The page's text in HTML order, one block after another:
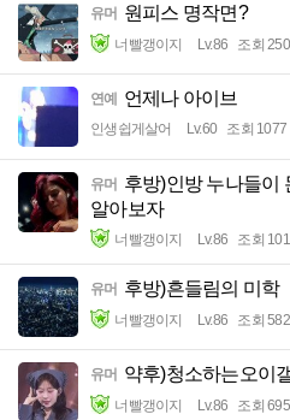
유머 원피스 명작면?
너빨갱이지 Lv.86 조회
연예 언제나 아이브
인생쉽게살어 Lv.60 조회 1077
유머 후방)인방 누나들이
알아보자
너빨갱이지 Lv.86 조회
유머 후방)흔들림의 미학
너빨갱이지 Lv.86 조회
유머 약후)청소하는오이
너빨갱이지 Lv.86 조회